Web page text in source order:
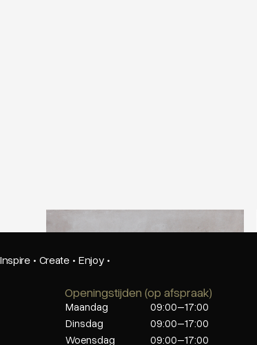
Beste Koop 800X800 Icon Silver
Inspire · Create · Enjoy ·
Openingstijden (op afspraak)
Maandag
09:00–17:00
Dinsdag
09:00–17:00
Woensdag
09:00–17:00